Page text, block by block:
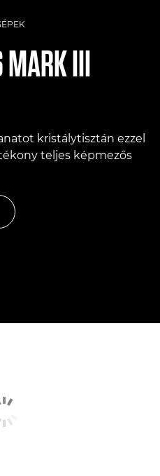
MARK III
kristálytisztán ezzel
teljes képmezős
breadcrumbs